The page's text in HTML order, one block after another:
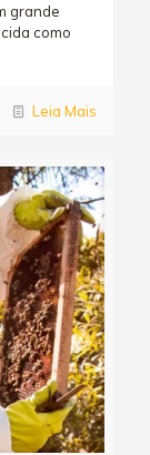
grande
como
Leia Mais